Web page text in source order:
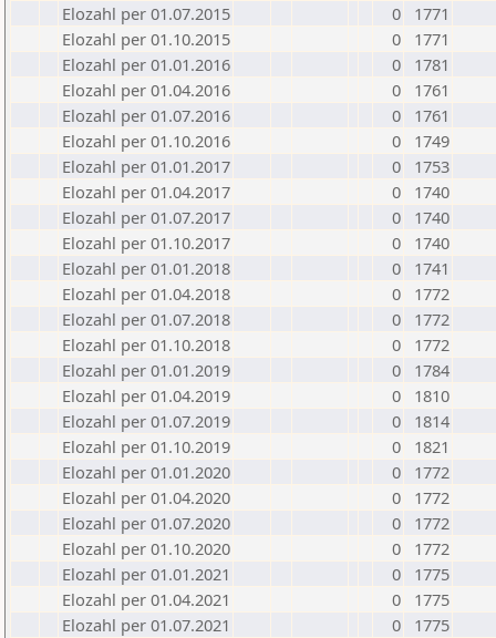
Elozahl per 01.07.2015
0
1771
Elozahl per 01.10.2015
0
1771
Elozahl per 01.01.2016
0
1781
Elozahl per 01.04.2016
0
1761
Elozahl per 01.07.2016
0
1761
Elozahl per 01.10.2016
0
1749
Elozahl per 01.01.2017
0
1753
Elozahl per 01.04.2017
0
1740
Elozahl per 01.07.2017
0
1740
Elozahl per 01.10.2017
0
1740
Elozahl per 01.01.2018
0
1741
Elozahl per 01.04.2018
0
1772
Elozahl per 01.07.2018
0
1772
Elozahl per 01.10.2018
0
1772
Elozahl per 01.01.2019
0
1784
Elozahl per 01.04.2019
0
1810
Elozahl per 01.07.2019
0
1814
Elozahl per 01.10.2019
0
1821
Elozahl per 01.01.2020
0
1772
Elozahl per 01.04.2020
0
1772
Elozahl per 01.07.2020
0
1772
Elozahl per 01.10.2020
0
1772
Elozahl per 01.01.2021
0
1775
Elozahl per 01.04.2021
0
1775
Elozahl per 01.07.2021
0
1775